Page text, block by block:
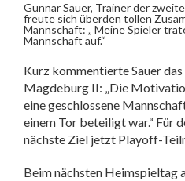
Gunnar Sauer, Trainer der
freute sich überden tollen
Mannschaft: „ Meine Spieler
Mannschaft auf.“
Kurz kommentierte Sauer
Magdeburg II: „Die
eine geschlossene
einem Tor beteiligt war.“ Für
nächste Ziel jetzt Playoff-
Beim nächsten Heimspieltag